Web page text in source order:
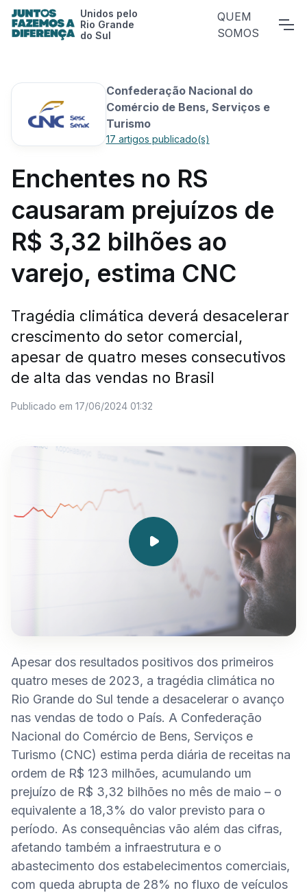
Unidos pelo
Rio Grande
do Sul
QUEM
SOMOS
Confederação Nacional do
Comércio de Bens, Serviços e
Turismo
17 artigos publicado(s)
Enchentes no RS
causaram prejuízos de
R$ 3,32 bilhões ao
varejo, estima CNC
Tragédia climática deverá desacelerar
crescimento do setor comercial,
apesar de quatro meses consecutivos
de alta das vendas no Brasil
Publicado em 17/06/2024 01:32
Apesar dos resultados positivos dos primeiros
quatro meses de 2023, a tragédia climática no
Rio Grande do Sul tende a desacelerar o avanço
nas vendas de todo o País. A Confederação
Nacional do Comércio de Bens, Serviços e
Turismo (CNC) estima perda diária de receitas na
ordem de R$ 123 milhões, acumulando um
prejuízo de R$ 3,32 bilhões no mês de maio – o
equivalente a 18,3% do valor previsto para o
período. As consequências vão além das cifras,
afetando também a infraestrutura e o
abastecimento dos estabelecimentos comerciais,
com queda abrupta de 28% no fluxo de veículos